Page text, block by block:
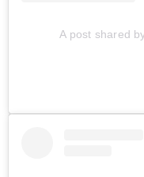
A post shared